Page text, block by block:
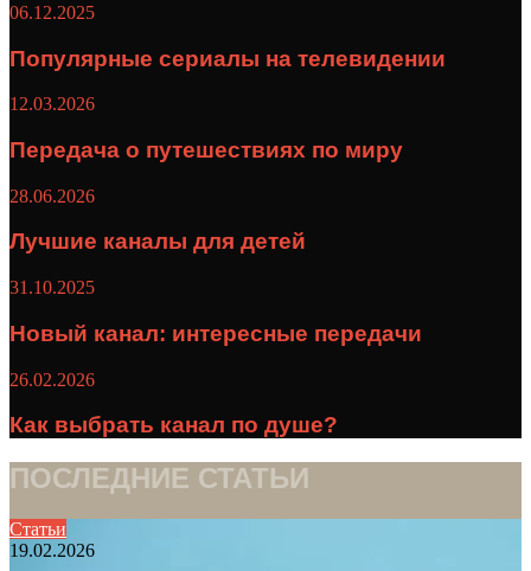
06.12.2025
Популярные сериалы на телевидении
12.03.2026
Передача о путешествиях по миру
28.06.2026
Лучшие каналы для детей
31.10.2025
Новый канал: интересные передачи
26.02.2026
Как выбрать канал по душе?
ПОСЛЕДНИЕ СТАТЬИ
Статьи
19.02.2026